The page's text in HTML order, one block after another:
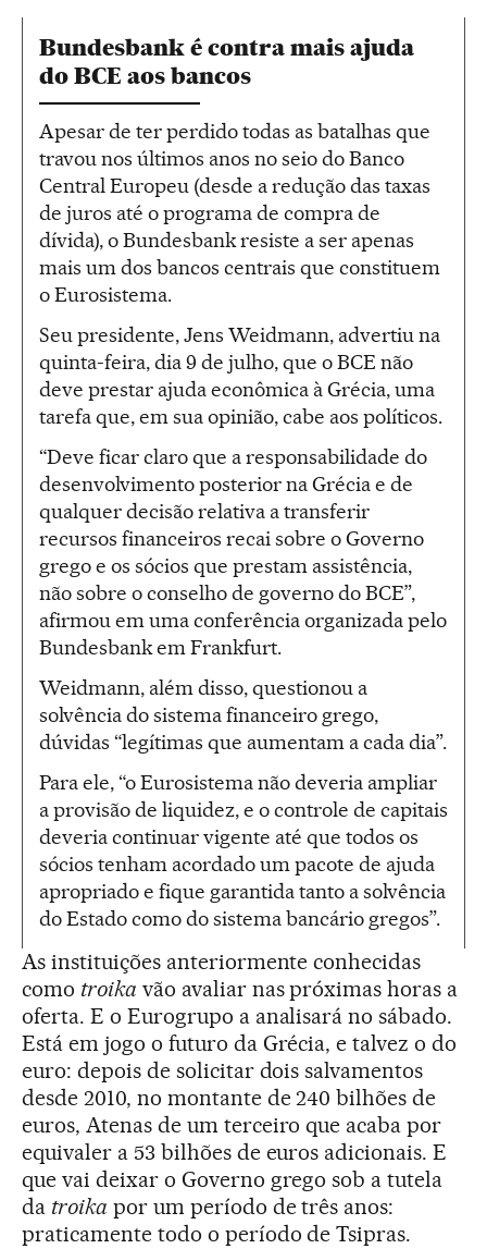
Bundesbank é contra mais ajuda
do BCE aos bancos
Apesar de ter perdido todas as batalhas que
travou nos últimos anos no seio do Banco
Central Europeu (desde a redução das taxas
de juros até o programa de compra de
dívida), o Bundesbank resiste a ser apenas
mais um dos bancos centrais que constituem
o Eurosistema.
Seu presidente, Jens Weidmann, advertiu na
quinta-feira, dia 9 de julho, que o BCE não
deve prestar ajuda econômica à Grécia, uma
tarefa que, em sua opinião, cabe aos políticos.
“Deve ficar claro que a responsabilidade do
desenvolvimento posterior na Grécia e de
qualquer decisão relativa a transferir
recursos financeiros recai sobre o Governo
grego e os sócios que prestam assistência,
não sobre o conselho de governo do BCE”,
afirmou em uma conferência organizada pelo
Bundesbank em Frankfurt.
Weidmann, além disso, questionou a
solvência do sistema financeiro grego,
dúvidas “legítimas que aumentam a cada dia”.
Para ele, “o Eurosistema não deveria ampliar
a provisão de liquidez, e o controle de capitais
deveria continuar vigente até que todos os
sócios tenham acordado um pacote de ajuda
apropriado e fique garantida tanto a solvência
do Estado como do sistema bancário gregos”.
As instituições anteriormente conhecidas
como troika vão avaliar nas próximas horas a
oferta. E o Eurogrupo a analisará no sábado.
Está em jogo o futuro da Grécia, e talvez o do
euro: depois de solicitar dois salvamentos
desde 2010, no montante de 240 bilhões de
euros, Atenas de um terceiro que acaba por
equivaler a 53 bilhões de euros adicionais. E
que vai deixar o Governo grego sob a tutela
da troika por um período de três anos:
praticamente todo o período de Tsipras.